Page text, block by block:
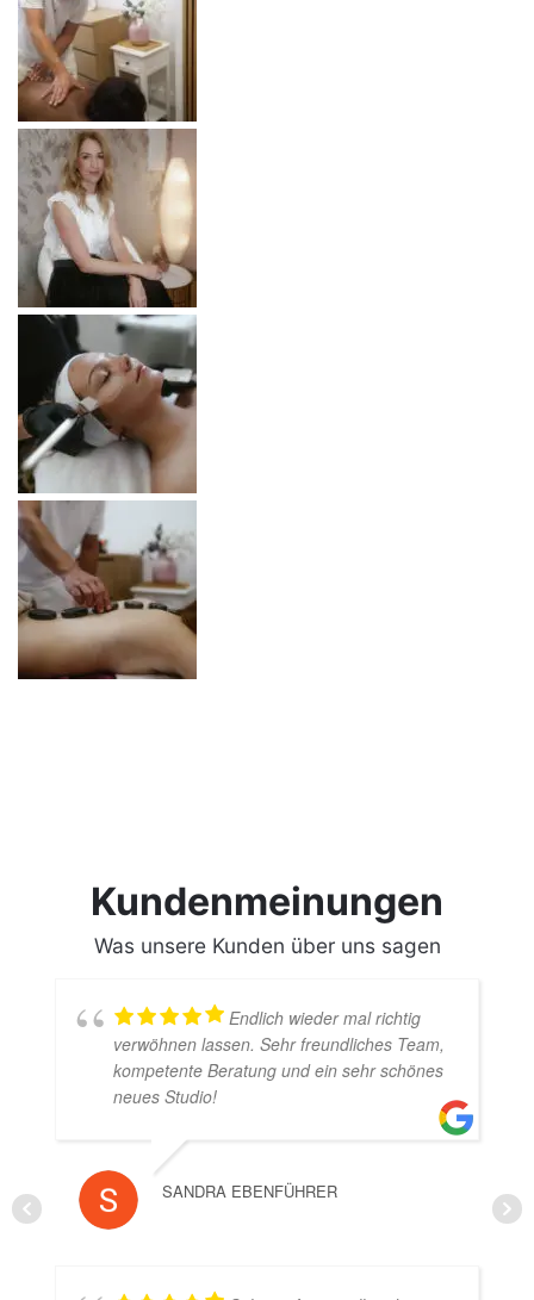
Kundenmeinungen
Was unsere Kunden über uns sagen
Endlich wieder mal richtig
verwöhnen lassen. Sehr freundliches Team,
kompetente Beratung und ein sehr schönes
neues Studio!
SANDRA EBENFÜHRER